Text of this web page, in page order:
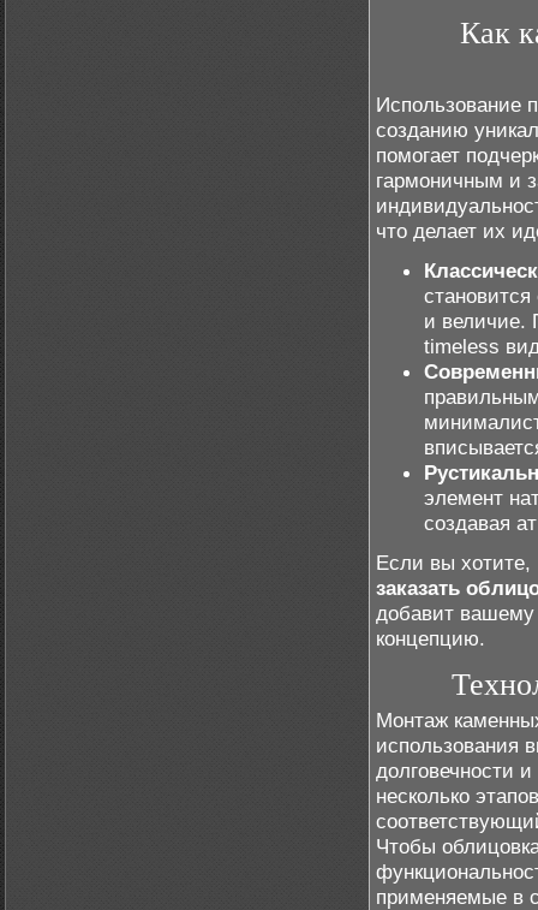
Как
Использование
созданию
помогает
гармоничным и
что делает их
и величие.
timeless
элемент
создавая
Если вы хотите,
заказать
добавит вашему
концепцию.
Монтаж
использования
долговечности и
несколько
Чтобы
применяемые в